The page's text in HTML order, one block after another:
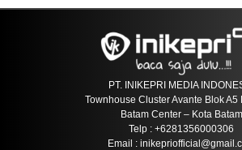
PT. INIKEPRI MEDIA
Townhouse Cluster Avante Blok A5
Batam Center – Kota Batam
Telp : +6281356000306
Email :